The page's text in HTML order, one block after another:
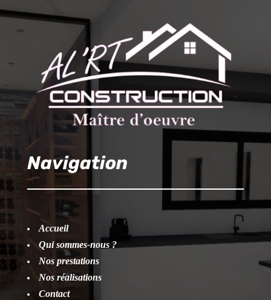
Navigation
Accueil
Qui sommes-nous ?
Nos prestations
Nos réalisations
Contact